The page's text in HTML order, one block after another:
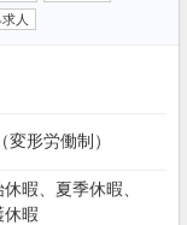
人
形労働制）
暇、夏季休暇、
休暇